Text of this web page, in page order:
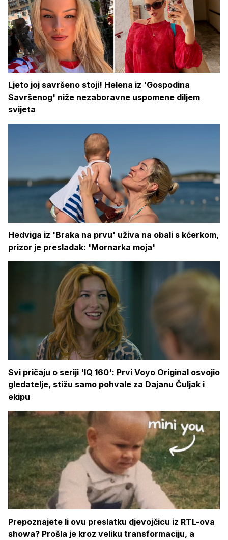
Ljeto joj savršeno stoji! Helena iz 'Gospodina
Savršenog' niže nezaboravne uspomene diljem
svijeta
Hedviga iz 'Braka na prvu' uživa na obali s kćerkom,
prizor je presladak: 'Mornarka moja'
Svi pričaju o seriji 'IQ 160': Prvi Voyo Original osvojio
gledatelje, stižu samo pohvale za Dajanu Čuljak i
ekipu
Prepoznajete li ovu preslatku djevojčicu iz RTL-ova
showa? Prošla je kroz veliku transformaciju, a